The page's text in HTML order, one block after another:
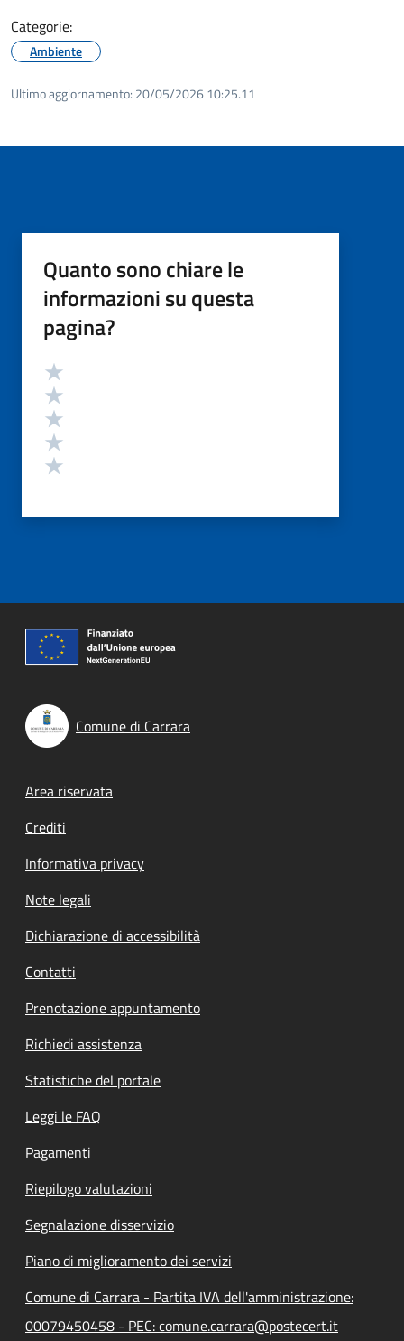
Categorie:
Ambiente
Ultimo aggiornamento: 20/05/2026 10:25.11
Quanto sono chiare le
informazioni su questa
pagina?
Valutazione
Comune di Carrara
Footer menu
Area riservata
Crediti
Informativa privacy
Note legali
Dichiarazione di accessibilità
Contatti
Prenotazione appuntamento
Richiedi assistenza
Statistiche del portale
Leggi le FAQ
Pagamenti
Riepilogo valutazioni
Segnalazione disservizio
Piano di miglioramento dei servizi
Comune di Carrara - Partita IVA dell'amministrazione:
00079450458 - PEC: comune.carrara@postecert.it